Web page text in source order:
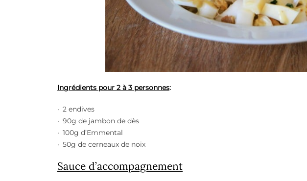
Ingrédients pour 2 à 3 personnes:
2 endives
90g de jambon de dès
100g d’Emmental
50g de cerneaux de noix
Sauce d’accompagnement